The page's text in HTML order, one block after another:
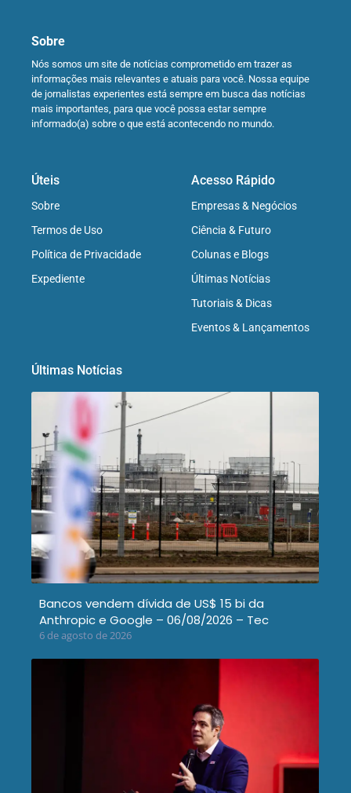
Sobre
Nós somos um site de notícias comprometido em trazer as
informações mais relevantes e atuais para você. Nossa equipe
de jornalistas experientes está sempre em busca das notícias
mais importantes, para que você possa estar sempre
informado(a) sobre o que está acontecendo no mundo.
Úteis
Sobre
Termos de Uso
Política de Privacidade
Expediente
Acesso Rápido
Empresas & Negócios
Ciência & Futuro
Colunas e Blogs
Últimas Notícias
Tutoriais & Dicas
Eventos & Lançamentos
Últimas Notícias
Bancos vendem dívida de US$ 15 bi da
Anthropic e Google – 06/08/2026 – Tec
6 de agosto de 2026